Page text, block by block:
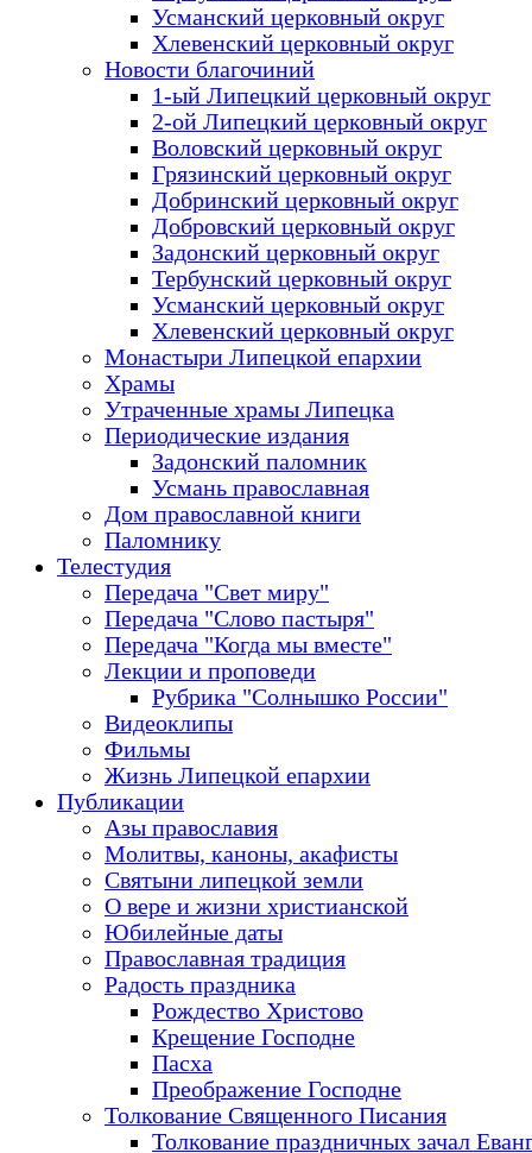
Усманский церковный округ
Хлевенский церковный округ
Новости благочиний
1-ый Липецкий церковный округ
2-ой Липецкий церковный округ
Воловский церковный округ
Грязинский церковный округ
Добринский церковный округ
Добровский церковный округ
Задонский церковный округ
Тербунский церковный округ
Усманский церковный округ
Хлевенский церковный округ
Монастыри Липецкой епархии
Храмы
Утраченные храмы Липецка
Периодические издания
Задонский паломник
Усмань православная
Дом православной книги
Паломнику
Телестудия
Передача "Свет миру"
Передача "Слово пастыря"
Передача "Когда мы вместе"
Лекции и проповеди
Рубрика "Солнышко России"
Видеоклипы
Фильмы
Жизнь Липецкой епархии
Публикации
Азы православия
Молитвы, каноны, акафисты
Святыни липецкой земли
О вере и жизни христианской
Юбилейные даты
Православная традиция
Радость праздника
Рождество Христово
Крещение Господне
Пасха
Преображение Господне
Толкование Священного Писания
Толкование праздничных зачал